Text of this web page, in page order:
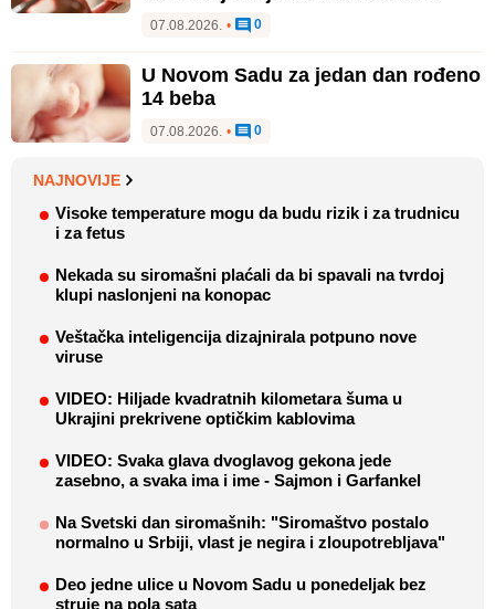
07.08.2026. • 0
U Novom Sadu za jedan dan rođeno
14 beba
07.08.2026. • 0
NAJNOVIJE
Visoke temperature mogu da budu rizik i za trudnicu
i za fetus
Nekada su siromašni plaćali da bi spavali na tvrdoj
klupi naslonjeni na konopac
Veštačka inteligencija dizajnirala potpuno nove
viruse
VIDEO: Hiljade kvadratnih kilometara šuma u
Ukrajini prekrivene optičkim kablovima
VIDEO: Svaka glava dvoglavog gekona jede
zasebno, a svaka ima i ime - Sajmon i Garfankel
Na Svetski dan siromašnih: "Siromaštvo postalo
normalno u Srbiji, vlast je negira i zloupotrebljava"
Deo jedne ulice u Novom Sadu u ponedeljak bez
struje na pola sata